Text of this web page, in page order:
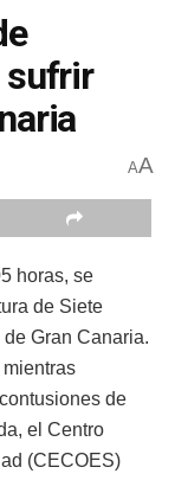
sufrir
AA
horas, se
de Siete
Gran Canaria.
de
el Centro
(CECOES)